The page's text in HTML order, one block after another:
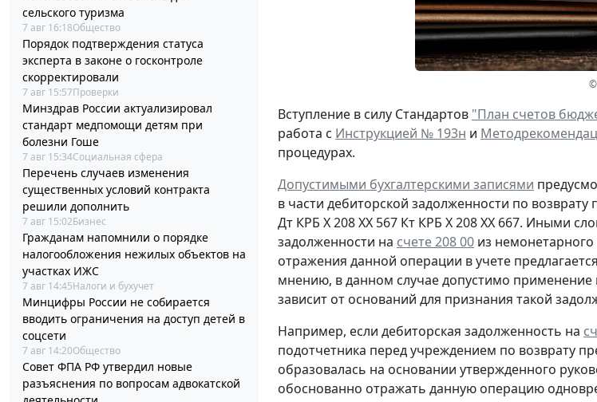
сельского туризма
7 авг 16:18Общество
Порядок подтверждения статуса
эксперта в законе о госконтроле
скорректировали
7 авг 15:57Проверки
Минздрав России актуализировал
стандарт медпомощи детям при
болезни Гоше
7 авг 15:34Социальная сфера
Перечень случаев изменения
существенных условий контракта
решили дополнить
7 авг 15:02Бизнес
Гражданам напомнили о порядке
налогообложения нежилых объектов на
участках ИЖС
7 авг 14:45Налоги и бухучет
Минцифры России не собирается
вводить ограничения на доступ детей в
соцсети
7 авг 14:20Общество
Совет ФПА РФ утвердил новые
разъяснения по вопросам адвокатской
©
Вступление в силу Стандартов "План счетов
работа с Инструкцией № 193н и
процедурах.
Допустимыми бухгалтерскими записями
в части дебиторской задолженности по возврату
Дт КРБ Х 208 ХХ 567 Кт КРБ Х 208 ХХ 667. Иными
задолженности на счете 208 00 из
отражения данной операции в учете
мнению, в данном случае допустимо применение
зависит от оснований для признания такой
Например, если дебиторская задолженность на
подотчетника перед учреждением по возврату
образовалась на основании утвержденного
обоснованно отражать данную операцию